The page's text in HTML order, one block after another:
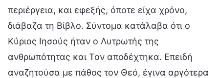
περιέργεια, και εφεξής, όποτε είχα χρόνο,
διάβαζα τη Βίβλο. Σύντομα κατάλαβα ότι ο
Κύριος Ιησούς ήταν ο Λυτρωτής της
ανθρωπότητας και Τον αποδέχτηκα. Επειδή
αναζητούσα με πάθος τον Θεό, έγινα αργότερα